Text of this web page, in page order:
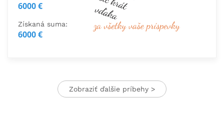
6000 €
Získaná suma:
6000 €
Zobraziť ďalšie príbehy >